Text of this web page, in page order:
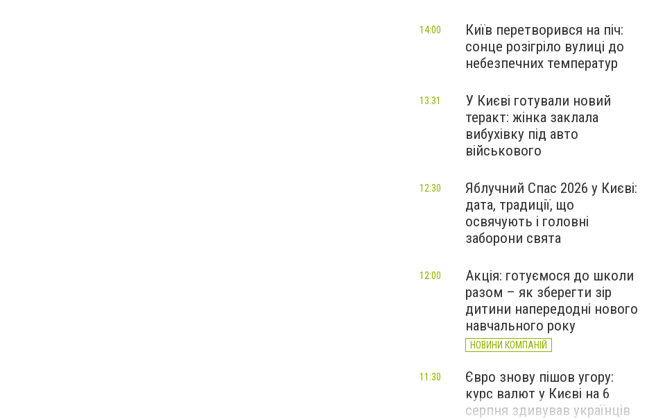
Київ перетворився на піч:
сонце розігріло вулиці до
небезпечних температур
14:00
У Києві готували новий
теракт: жінка заклала
вибухівку під авто
військового
13:31
Яблучний Спас 2026 у Києві:
дата, традиції, що
освячують і головні
заборони свята
12:30
Акція: готуємося до школи
разом – як зберегти зір
дитини напередодні нового
навчального року
НОВИНИ КОМПАНІЙ
12:00
Євро знову пішов угору:
курс валют у Києві на 6
серпня здивував українців
11:30